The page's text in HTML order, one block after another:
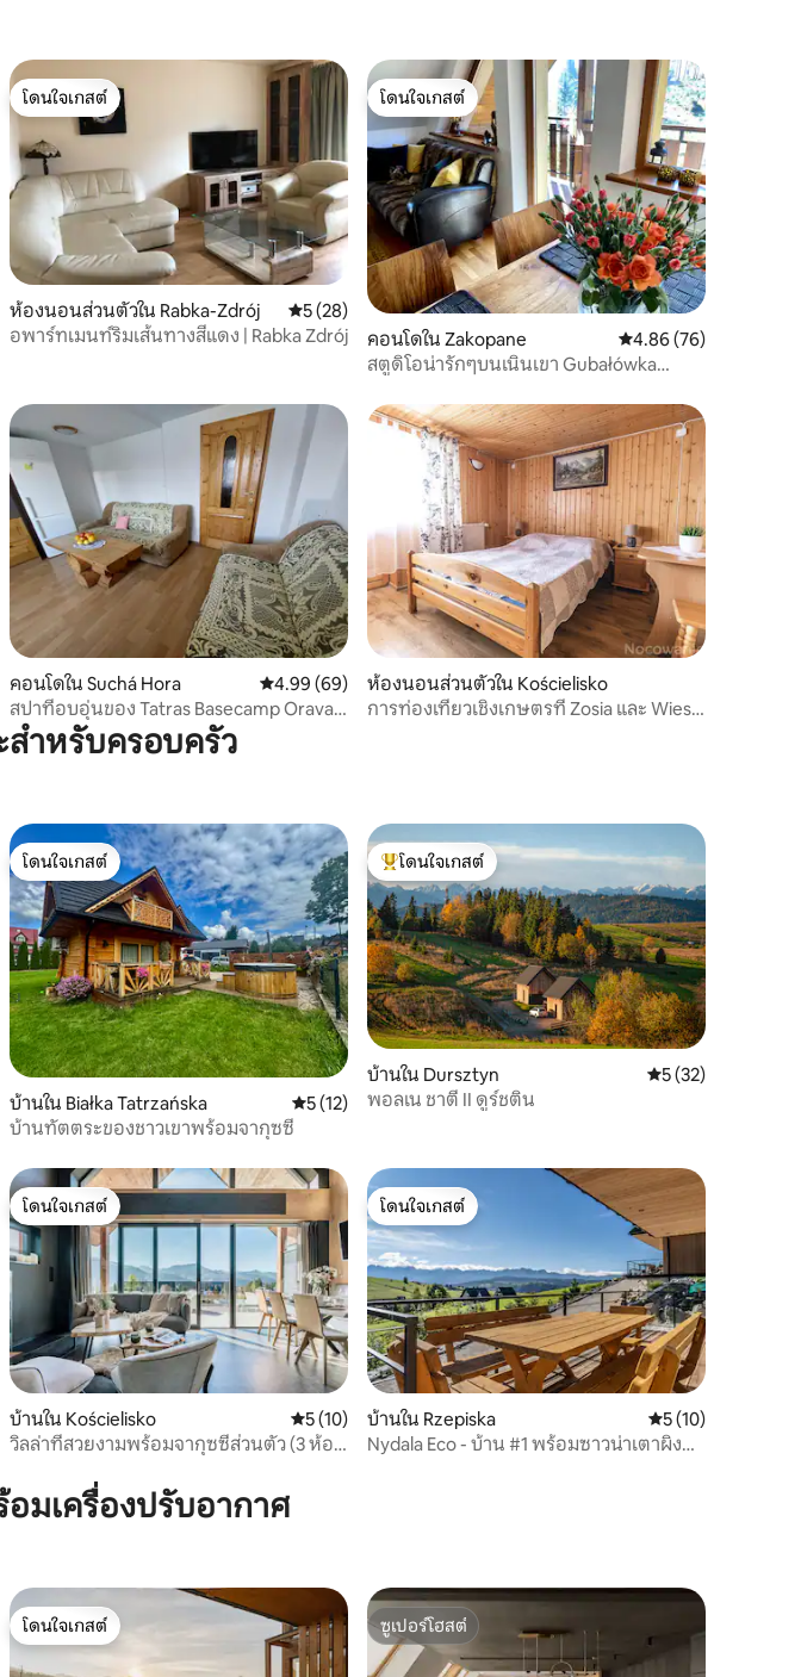
จาก 5, 80 รีวิว
โดนใจเกสต์
โดนใจเกสต์
ห้องนอนส่วนตัวใน Rabka-Zdrój คะแนนเฉลี่ย 5 จาก 5, 28 รีวิว
5 (28)
อพาร์ทเมนท์ริมเส้นทางสีแดง | Rabka Zdrój
โดนใจเกสต์
โดนใจเกสต์
คอนโดใน Zakopane คะแนนเฉลี่ย 4.86 จาก
4.86 (76)
สตูดิโอน่ารักๆบนเนินเขา Gubałówka
4.9 จาก 5, 10 รีวิว
คอนโดใน Suchá Hora คะแนนเฉลี่ย 4.99 จาก 5, 69 รีวิว
4.99 (69)
สปาที่อบอุ่นของ Tatras Basecamp Orava
Chocholow Termal
ห้องนอนส่วนตัวใน Kościelisko
การท่องเที่ยวเชิงเกษตรที่ Zosia และ Wies,
สำหรับครอบครัว
จาก 5, 25 รีวิว
โดนใจเกสต์
โดนใจเกสต์
บ้านใน Białka Tatrzańska คะแนนเฉลี่ย 5 จาก 5, 12 รีวิว
5 (12)
บ้านทัตตระของชาวเขาพร้อมจากุซซี่
โดนใจเกสต์ที่สุด
โดนใจเกสต์
บ้านใน Dursztyn คะแนนเฉลี่ย 5 จาก
5 (32)
พอลเน ชาตี II ดูร์ชติน
ลี่ย 5 จาก 5, 11 รีวิว
โดนใจเกสต์
โดนใจเกสต์
บ้านใน Kościelisko คะแนนเฉลี่ย 5 จาก 5, 10 รีวิว
5 (10)
วิลล่าที่สวยงามพร้อมจากุซซี่ส่วนตัว (3 ห้อง
โดนใจเกสต์
โดนใจเกสต์
บ้านใน Rzepiska คะแนนเฉลี่ย 5 จาก
5 (10)
Nydala Eco - บ้าน #1 พร้อมซาวน่าเตาผิง
มเครื่องปรับอากาศ
โดนใจเกสต์
โดนใจเกสต์
ซูเปอร์โฮสต์
ซูเปอร์โฮสต์